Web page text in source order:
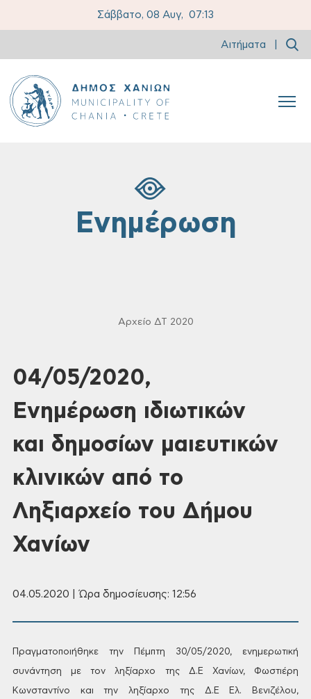
Σάββατο, 08 Αυγ, 07:13
Αιτήματα
Ενημέρωση
Αρχείο ΔΤ 2020
04/05/2020,
Ενημέρωση ιδιωτικών
και δημοσίων μαιευτικών
κλινικών από το
Ληξιαρχείο του Δήμου
Χανίων
04.05.2020 | Ώρα δημοσίευσης: 12:56
Πραγματοποιήθηκε την Πέμπτη 30/05/2020, ενημερωτική
συνάντηση με τον ληξίαρχο της Δ.Ε Χανίων, Φωστιέρη
Κωνσταντίνο και την ληξίαρχο της Δ.ΕΕλ. Βενιζέλου,